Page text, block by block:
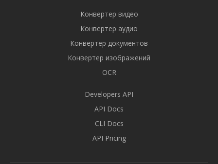
Конвертер видео
Конвертер аудио
Конвертер документов
Конвертер изображений
OCR
Developers API
API Docs
CLI Docs
API Pricing